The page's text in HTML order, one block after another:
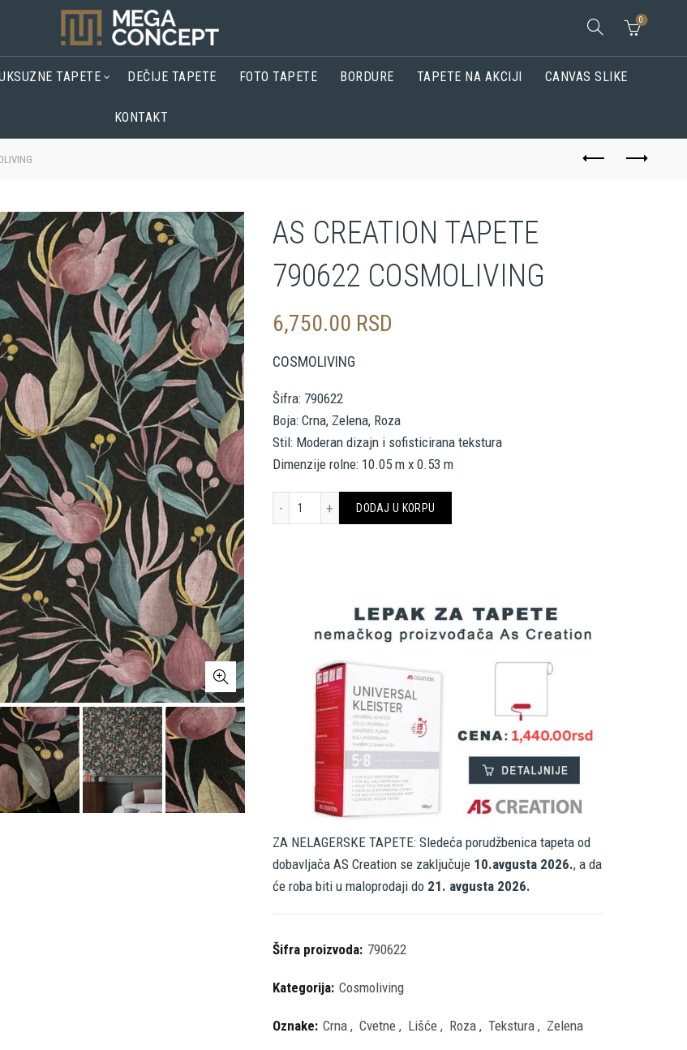
0
TAPETE DEČIJE TAPETE FOTO TAPETE BORDURE TAPETE NA AKCIJI CANVAS SLIKE
KONTAKT
AS CREATION TAPETE
790622 COSMOLIVING
6,750.00 RSD
COSMOLIVING
Šifra: 790622
Boja: Crna, Zelena, Roza
Stil: Moderan dizajn i sofisticirana tekstura
Dimenzije rolne: 10.05 m x 0.53 m
DODAJ U KORPU
ZA NELAGERSKE TAPETE: Sledeća porudžbenica tapeta od
dobavljača AS Creation se zaključuje 10.avgusta 2026., a da
će roba biti u maloprodaji do 21. avgusta 2026.
Šifra proizvoda: 790622
Kategorija: Cosmoliving
Oznake: Crna , Cvetne , Lišće , Roza , Tekstura , Zelena